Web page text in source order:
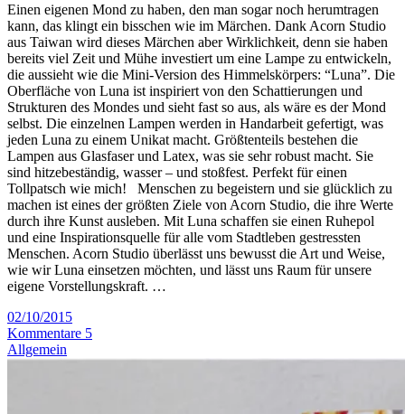
Einen eigenen Mond zu haben, den man sogar noch herumtragen
kann, das klingt ein bisschen wie im Märchen. Dank Acorn Studio
aus Taiwan wird dieses Märchen aber Wirklichkeit, denn sie haben
bereits viel Zeit und Mühe investiert um eine Lampe zu entwickeln,
die aussieht wie die Mini-Version des Himmelskörpers: “Luna”. Die
Oberfläche von Luna ist inspiriert von den Schattierungen und
Strukturen des Mondes und sieht fast so aus, als wäre es der Mond
selbst. Die einzelnen Lampen werden in Handarbeit gefertigt, was
jeden Luna zu einem Unikat macht. Größtenteils bestehen die
Lampen aus Glasfaser und Latex, was sie sehr robust macht. Sie
sind hitzebeständig, wasser – und stoßfest. Perfekt für einen
Tollpatsch wie mich! Menschen zu begeistern und sie glücklich zu
machen ist eines der größten Ziele von Acorn Studio, die ihre Werte
durch ihre Kunst ausleben. Mit Luna schaffen sie einen Ruhepol
und eine Inspirationsquelle für alle vom Stadtleben gestressten
Menschen. Acorn Studio überlässt uns bewusst die Art und Weise,
wie wir Luna einsetzen möchten, und lässt uns Raum für unsere
eigene Vorstellungskraft. …
02/10/2015
Kommentare 5
Allgemein